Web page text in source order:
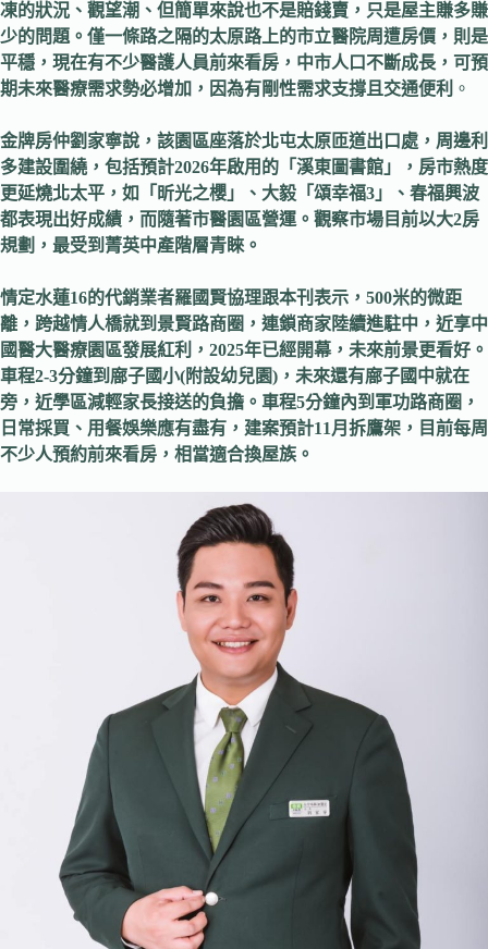
凍的狀況、觀望潮、但簡單來說也不是賠錢賣，只是屋主賺多賺
少的問題。僅一條路之隔的太原路上的市立醫院周遭房價，則是
平穩，現在有不少醫護人員前來看房，中市人口不斷成長，可預
期未來醫療需求勢必增加，因為有剛性需求支撐且交通便利 。
金牌房仲劉家寧說，該園區座落於北屯太原匝道出口處，周邊利
多建設圍繞，包括預計2026年啟用的「溪東圖書館」，房市熱度
更延燒北太平，如「昕光之櫻」、大毅「頌幸福3」、春福興波
都表現出好成績，而隨著市醫園區營運。觀察市場目前以大2房
規劃，最受到菁英中產階層青睞。
情定水蓮16的代銷業者羅國賢協理跟本刊表示，500米的微距
離，跨越情人橋就到景賢路商圈，連鎖商家陸續進駐中，近享中
國醫大醫療園區發展紅利，2025年已經開幕，未來前景更看好。
車程2-3分鐘到廍子國小(附設幼兒園)，未來還有廍子國中就在
旁，近學區減輕家長接送的負擔。車程5分鐘內到軍功路商圈，
日常採買、用餐娛樂應有盡有，建案預計11月拆鷹架，目前每周
不少人預約前來看房，相當適合換屋族。